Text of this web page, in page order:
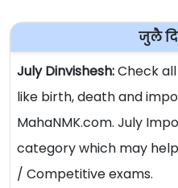
जुलै
July Dinvishesh:Check
like birth, death and
MahaNMK.com. July
category which may help
/ Competitive exams.